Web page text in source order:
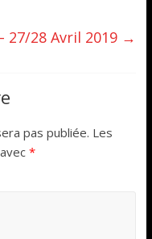
27/28 Avril 2019 →
pas publiée. Les
*